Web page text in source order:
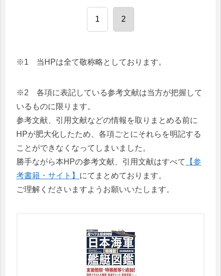
1 2
※1 当HPは全て敬称略としております。
※2 各項に表記している参考文献は当方が把握して
いるものに限ります。
参考文献、引用文献などの情報を取りまとめる前に
HPが肥大化したため、各項ごとにそれらを明記する
ことができなくなってしまいました。
勝手ながら本HPの参考文献、引用文献はすべて
【参
考書籍・サイト】 にてまとめております。
ご理解くださいますようお願いいたします。